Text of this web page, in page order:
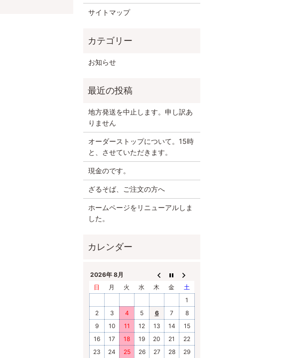
サイトマップ
お知らせ
地方発送を中止します。申し訳あ
りません
オーダーストップについて。15時
と、させていただきます。
現金のです。
ざるそば、ご注文の方へ
ホームページをリニューアルしま
した。
2026年 8月
日
月 火 水 木 金
土
1
2
3 4 5 6 7
8
9
10 11 12 13 14
15
16
17 18 19 20 21
22
23
24 25 26 27 28 29